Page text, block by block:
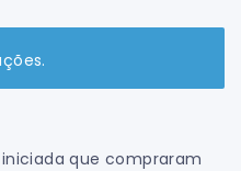
que compraram